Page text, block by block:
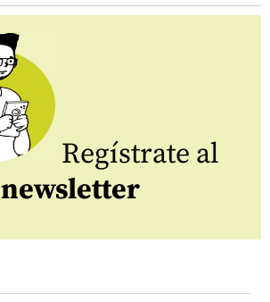
Regístrate al
newsletter